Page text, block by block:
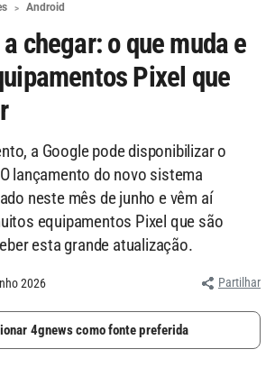
Android
chegar: o que muda e
Pixel que
a Google pode disponibilizar o
lançamento do novo sistema
neste mês de junho e vêm aí
equipamentos Pixel que são
esta grande atualização.
2026 Partilhar
4gnews como fonte preferida